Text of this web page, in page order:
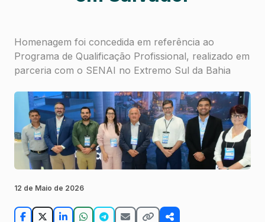
Homenagem foi concedida em referência ao
Programa de Qualificação Profissional, realizado em
parceria com o SENAI no Extremo Sul da Bahia
12 de Maio de 2026